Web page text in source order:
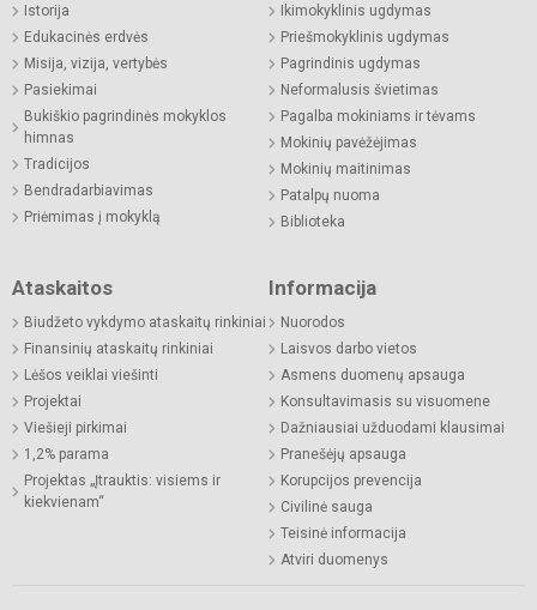
Istorija
Edukacinės erdvės
Misija, vizija, vertybės
Pasiekimai
Bukiškio pagrindinės mokyklos
himnas
Tradicijos
Bendradarbiavimas
Priėmimas į mokyklą
Ikimokyklinis ugdymas
Priešmokyklinis ugdymas
Pagrindinis ugdymas
Neformalusis švietimas
Pagalba mokiniams ir tėvams
Mokinių pavėžėjimas
Mokinių maitinimas
Patalpų nuoma
Biblioteka
Ataskaitos
Biudžeto vykdymo ataskaitų rinkiniai
Finansinių ataskaitų rinkiniai
Lėšos veiklai viešinti
Projektai
Viešieji pirkimai
1,2% parama
Projektas „Įtrauktis: visiems ir
kiekvienam“
Informacija
Nuorodos
Laisvos darbo vietos
Asmens duomenų apsauga
Konsultavimasis su visuomene
Dažniausiai užduodami klausimai
Pranešėjų apsauga
Korupcijos prevencija
Civilinė sauga
Teisinė informacija
Atviri duomenys